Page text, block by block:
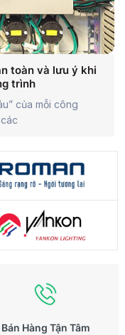
toàn và lưu ý khi
trình
của mỗi công
Bán Hàng Tận Tâm